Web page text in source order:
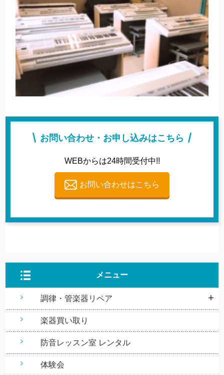
お問い合わせ・お申し込みはこちら
WEBからは24時間受付中!!
お問い合わせはこちら
メニュー
調律・管楽器リペア
楽器買い取り
防音レッスン室 レンタル
体験会